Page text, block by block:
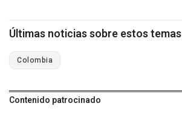
Últimas noticias sobre estos temas
Colombia
Contenido patrocinado